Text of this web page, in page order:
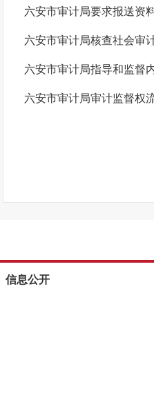
六安市审计局要求报送资
六安市审计局核查社会审
六安市审计局指导和监督
六安市审计局审计监督权
信息公开